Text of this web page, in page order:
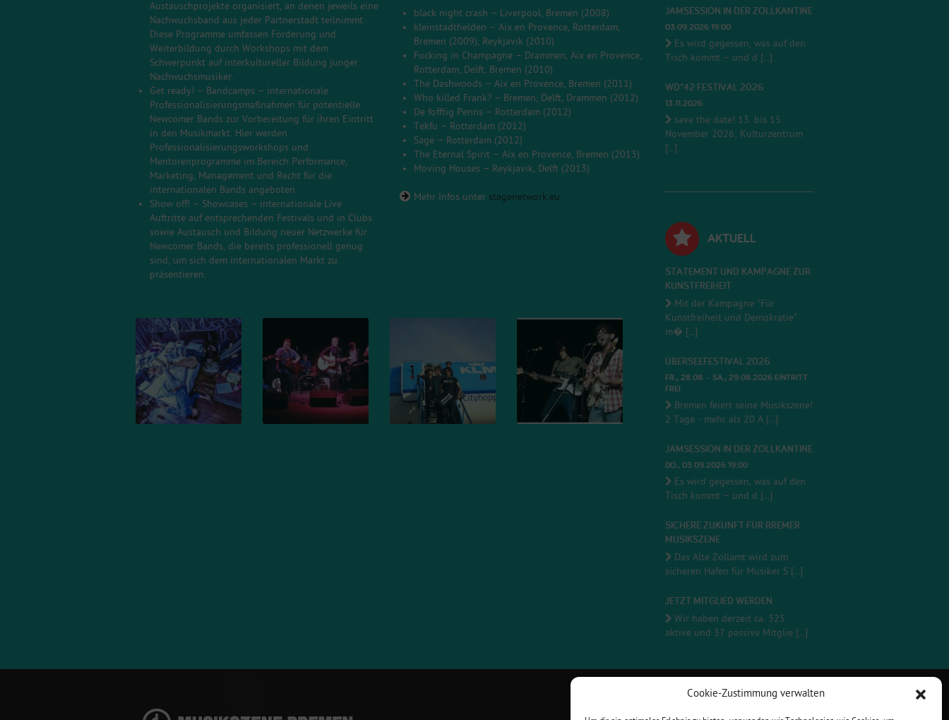
Cookie-Zustimmung verwalten
Austauschprojekte organisiert, an denen jeweils eine
Nachwuchsband aus jeder Partnerstadt teilnimmt.
Diese Programme umfassen Förderung und
Weiterbildung durch Workshops mit dem
Schwerpunkt auf interkultureller Bildung junger
Nachwuchsmusiker.
Get ready! – Bandcamps – internationale
Professionalisierungsmaßnahmen für potentielle
Newcomer Bands zur Vorbereitung für ihren Eintritt
in den Musikmarkt. Hier werden
Professionalisierungsworkshops und
Mentorenprogramme im Bereich Performance,
Marketing, Management und Recht für die
internationalen Bands angeboten.
Show off! – Showcases – internationale Live
Auftritte auf entsprechenden Festivals und in Clubs
sowie Austausch und Bildung neuer Netzwerke für
Newcomer Bands, die bereits professionell genug
sind, um sich dem internationalen Markt zu
präsentieren.
black night crash – Liverpool, Bremen (2008)
kleinstadthelden – Aix en Provence, Rotterdam,
Bremen (2009), Reykjavik (2010)
Fucking in Champagne – Drammen, Aix en Provence,
Rotterdam, Delft, Bremen (2010)
The Dashwoods – Aix en Provence, Bremen (2011)
Who killed Frank? – Bremen, Delft, Drammen (2012)
De fofftig Penns – Rotterdam (2012)
Tekfu – Rotterdam (2012)
Sage – Rotterdam (2012)
The Eternal Spirit – Aix en Provence, Bremen (2013)
Moving Houses – Reykjavik, Delft (2013)
Mehr Infos unter stagenetwork.eu
JAMSESSION IN DER ZOLLKANTINE
03.09.2026 19:00
Es wird gegessen, was auf den
Tisch kommt – und d [...]
WD*42 FESTIVAL 2026
13.11.2026
save the date! 13. bis 15.
November 2026; Kulturzentrum
[...]
AKTUELL
STATEMENT UND KAMPAGNE ZUR
KUNSTFREIHEIT
Mit der Kampagne "Für
Kunstfreiheit und Demokratie"
m� [...]
ÜBERSEEFESTIVAL 2026
FR., 28.08. - SA., 29.08.2026 EINTRITT
FREI
Bremen feiert seine Musikszene!
2 Tage - mehr als 20 A [...]
JAMSESSION IN DER ZOLLKANTINE
DO., 03.09.2026 19:00
Es wird gegessen, was auf den
Tisch kommt – und d [...]
SICHERE ZUKUNFT FÜR BREMER
MUSIKSZENE
Das Alte Zollamt wird zum
sicheren Hafen für Musiker S [...]
JETZT MITGLIED WERDEN
Wir haben derzeit ca. 325
aktive und 37 passive Mitglie [...]